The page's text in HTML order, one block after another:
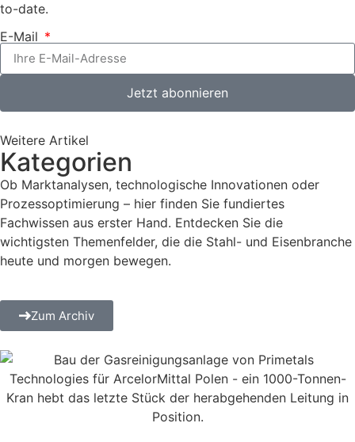
to-date.
E-Mail
Jetzt abonnieren
Weitere Artikel
Kategorien
Ob Marktanalysen, technologische Innovationen oder
Prozessoptimierung – hier finden Sie fundiertes
Fachwissen aus erster Hand. Entdecken Sie die
wichtigsten Themenfelder, die die Stahl- und Eisenbranche
heute und morgen bewegen.
Zum Archiv